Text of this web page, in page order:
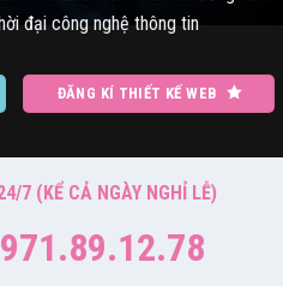
đại công nghệ thông tin
ĐĂNG KÍ THIẾT KẾ WEB
7 (KỂ CẢ NGÀY NGHỈ LỄ)